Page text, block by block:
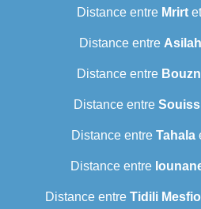
Distance entre Mrirt
Distance entre Asilah
Distance entre
Distance entre
Distance entre Tahala
Distance entre
Distance entre Tidili